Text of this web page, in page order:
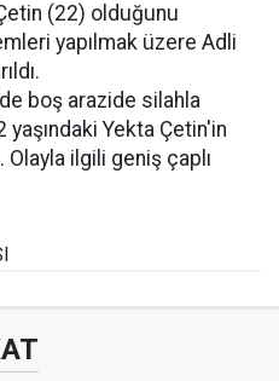
(22) olduğunu
yapılmak üzere Adli
boş arazide silahla
Yekta Çetin'in
Olayla ilgili geniş çaplı